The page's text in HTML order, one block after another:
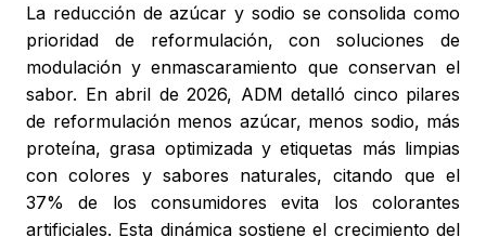
La reducción de azúcar y sodio se consolida como
prioridad de reformulación, con soluciones de
modulación y enmascaramiento que conservan el
sabor. En abril de 2026, ADM detalló cinco pilares
de reformulación menos azúcar, menos sodio, más
proteína, grasa optimizada y etiquetas más limpias
con colores y sabores naturales, citando que el
37% de los consumidores evita los colorantes
artificiales. Esta dinámica sostiene el crecimiento del